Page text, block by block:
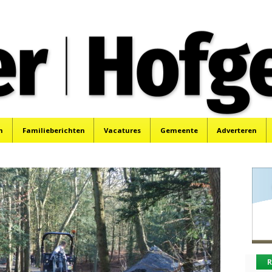
Familieberichten Vacatures Gemeente Adverteren